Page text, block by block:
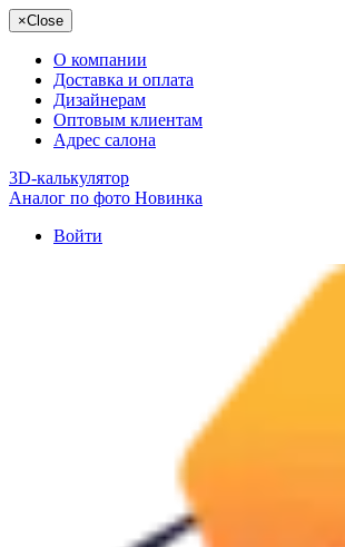
×Close
О компании
Доставка и оплата
Дизайнерам
Оптовым клиентам
Адрес салона
3D-калькулятор
Аналог по фото Новинка
Войти